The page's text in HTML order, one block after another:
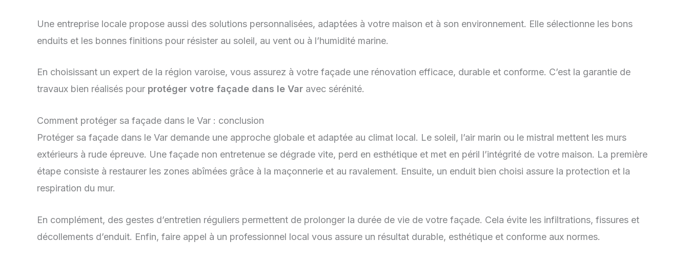
Une entreprise locale propose aussi des solutions personnalisées, adaptées à votre maison et à son environnement. Elle sélectionne les bons
enduits et les bonnes finitions pour résister au soleil, au vent ou à l’humidité marine.
En choisissant un expert de la région varoise, vous assurez à votre façade une rénovation efficace, durable et conforme. C’est la garantie de
travaux bien réalisés pour protéger votre façade dans le Var avec sérénité.
Comment protéger sa façade dans le Var : conclusion
Protéger sa façade dans le Var demande une approche globale et adaptée au climat local. Le soleil, l’air marin ou le mistral mettent les murs
extérieurs à rude épreuve. Une façade non entretenue se dégrade vite, perd en esthétique et met en péril l’intégrité de votre maison. La première
étape consiste à restaurer les zones abîmées grâce à la maçonnerie et au ravalement. Ensuite, un enduit bien choisi assure la protection et la
respiration du mur.
En complément, des gestes d’entretien réguliers permettent de prolonger la durée de vie de votre façade. Cela évite les infiltrations, fissures et
décollements d’enduit. Enfin, faire appel à un professionnel local vous assure un résultat durable, esthétique et conforme aux normes.